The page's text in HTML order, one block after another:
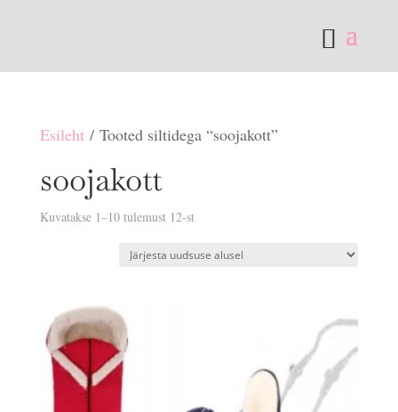
Esileht/ Tooted siltidega “soojakott”
soojakott
Kuvatakse 1–10 tulemust 12-stSorditud